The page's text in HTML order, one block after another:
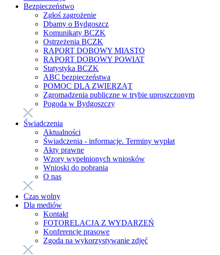
Bezpieczeństwo
Zgłoś zagrożenie
Dbamy o Bydgoszcz
Komunikaty BCZK
Ostrzeżenia BCZK
RAPORT DOBOWY MIASTO
RAPORT DOBOWY POWIAT
Statystyka BCZK
ABC bezpieczeństwa
POMOC DLA ZWIERZĄT
Zgromadzenia publiczne w trybie uproszczonym
Pogoda w Bydgoszczy
Świadczenia
Aktualności
Świadczenia - informacje. Terminy wypłat
Akty prawne
Wzory wypełnionych wniosków
Wnioski do pobrania
O nas
Czas wolny
Dla mediów
Kontakt
FOTORELACJA Z WYDARZEŃ
Konferencje prasowe
Zgoda na wykorzystywanie zdjęć